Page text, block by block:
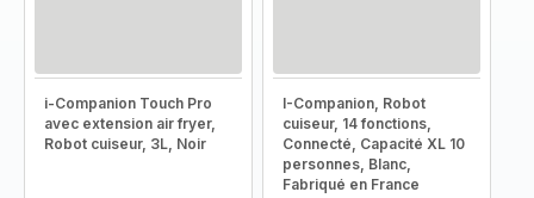
i-Companion Touch Pro
avec extension air fryer,
Robot cuiseur, 3L, Noir
I-Companion, Robot
cuiseur, 14 fonctions,
Connecté, Capacité XL 10
personnes, Blanc,
Fabriqué en France